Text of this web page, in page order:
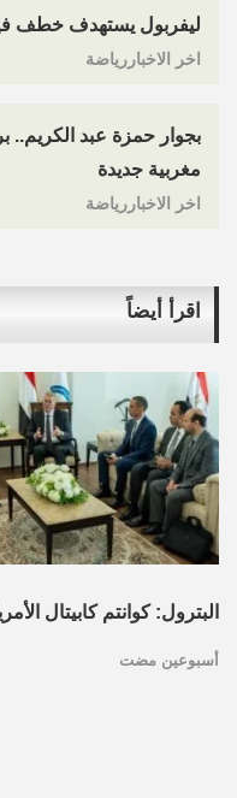
ليفربول يستهدف خطف
اخر الاخباررياضة
بجوار حمزة عبد الكريم..
مغربية جديدة
اخر الاخباررياضة
اقرأ أيضاً
البترول: كوانتم كابيتال
أسبوعين مضت